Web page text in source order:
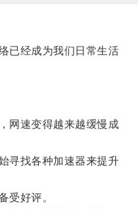
经成为我们日常生活
速变得越来越缓慢成
找各种加速器来提升
好评。